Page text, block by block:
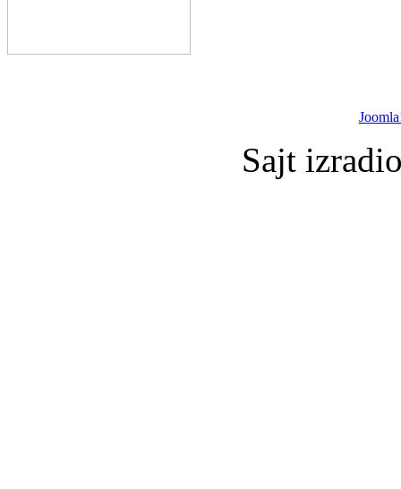
Sajt